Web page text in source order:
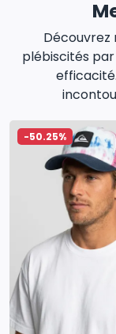
Découvrez
plébiscités
-50.25%